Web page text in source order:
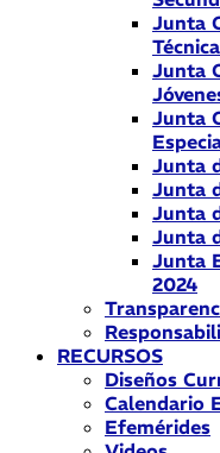
Junta
Junta
Junta
Junta
Junta
Junta
Junta
Junta
2024
RECURSOS
Diseños
Calendario
Efemérides